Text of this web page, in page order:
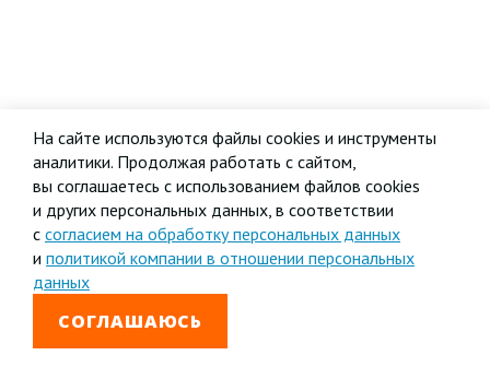
На сайте используются файлы cookies и инструменты
аналитики. Продолжая работать с сайтом,
вы соглашаетесь с использованием файлов cookies
и других персональных данных, в соответствии
с согласием на обработку персональных данных
и политикой компании в отношении персональных
данных
СОГЛАШАЮСЬ